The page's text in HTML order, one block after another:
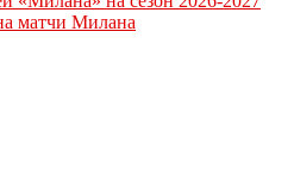
матчи Милана